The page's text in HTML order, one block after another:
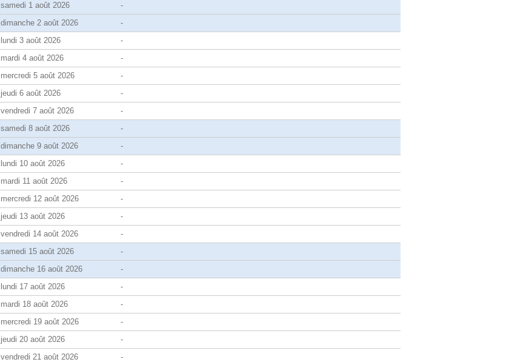
samedi 1 août 2026
-
dimanche 2 août 2026
-
lundi 3 août 2026
-
mardi 4 août 2026
-
mercredi 5 août 2026
-
jeudi 6 août 2026
-
vendredi 7 août 2026
-
samedi 8 août 2026
-
dimanche 9 août 2026
-
lundi 10 août 2026
-
mardi 11 août 2026
-
mercredi 12 août 2026
-
jeudi 13 août 2026
-
vendredi 14 août 2026
-
samedi 15 août 2026
-
dimanche 16 août 2026
-
lundi 17 août 2026
-
mardi 18 août 2026
-
mercredi 19 août 2026
-
jeudi 20 août 2026
-
vendredi 21 août 2026
-